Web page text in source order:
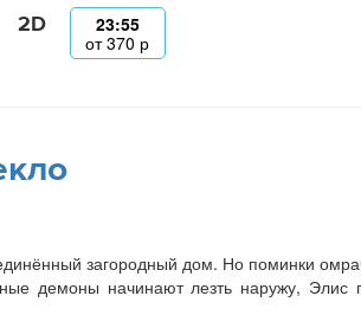
2D
23:55
от370 р
загородный дом. Но поминки
демоны начинают лезть наружу, Элис